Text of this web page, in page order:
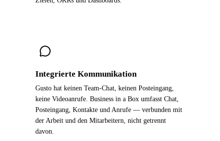
Integrierte Kommunikation
Gusto hat keinen Team-Chat, keinen Posteingang,
keine Videoanrufe. Business in a Box umfasst Chat,
Posteingang, Kontakte und Anrufe — verbunden mit
der Arbeit und den Mitarbeitern, nicht getrennt
davon.